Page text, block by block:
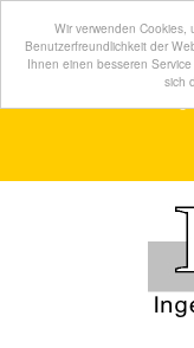
Wir verwenden Cookies,
Benutzerfreundlichkeit der
Ihnen einen besseren
sich